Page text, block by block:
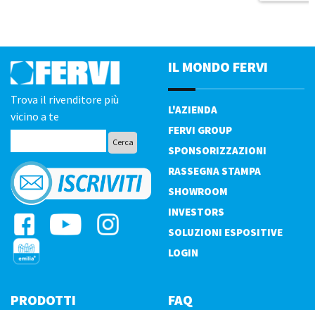
Trova il rivenditore più
vicino a te
IL MONDO FERVI
L'AZIENDA
FERVI GROUP
SPONSORIZZAZIONI
RASSEGNA STAMPA
SHOWROOM
INVESTORS
SOLUZIONI ESPOSITIVE
LOGIN
PRODOTTI FAQ